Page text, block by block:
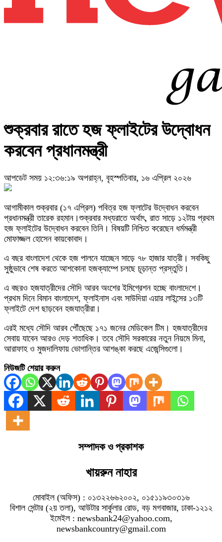
শুক্রবার রাতে হজ ফ্লাইটের উদ্বোধন
করবেন প্রধানমন্ত্রী
আপডেট সময় ১২:৩৬:১৯ অপরাহ্ন, বৃহস্পতিবার, ১৬ এপ্রিল ২০২৬
আগামীকাল শুক্রবার (১৭ এপ্রিল) পবিত্র হজ ফ্লাটের উদ্বোধন করবেন
প্রধানমন্ত্রী তারেক রহমান।শুক্রবার মধ্যরাতে অর্থাৎ, রাত সাড়ে ১২টায় প্রথম
হজ ফ্লাইটের উদ্বোধন করবেন তিনি। বিষয়টি নিশ্চিত করেছেন ধর্মমন্ত্রী
মোফাজ্জল হোসেন কায়কোবাদ।
এ বছর বাংলাদেশ থেকে হজ পালনে যাচ্ছেন সাড়ে ৭৮ হাজার যাত্রী। সবকিছু
সুষ্ঠুভাবে শেষ করতে আশকোনা হজক্যাম্পে চলছে চূড়ান্ত প্রস্তুতি।
এ বছরও হজযাত্রীদের সৌদি আরব অংশের ইমিগ্রেশন হচ্ছে বাংলাদেশে।
প্রথম দিনে বিমান বাংলাদেশ, ফ্লাইনাস এবং সাউদিয়া এয়ার লাইন্সের ১৩টি
ফ্লাইটে দেশ ছাড়বেন হজযাত্রীরা।
এরই মধ্যে সৌদি আরব পৌঁছেছে ১৭১ জনের মেডিকেল টিম। হজযাত্রীদের
সেবায় যাবেন আরও দেড় শতাধিক। তবে সৌদি সরকারের নতুন নিয়মে মিনা,
আরাফাহ ও মুজদালিফায় ভোগান্তির আশঙ্কা করছে এজেন্সিগুলো।
নিউজটি শেয়ার করুন
সম্পাদক ও প্রকাশক
খায়রুন নাহার
মোবাইল (অফিস) : ০১৩২২৬৬২০০২, ০১৫১১৯৩০৩১৬
বিশাল সেন্টার (২য় তলা), আউটার সার্কুলার রোড, বড় মগবাজার, ঢাকা-১২১২
ইমেইল : newsbank24@yahoo.com,
newsbankcountry@gmail.com